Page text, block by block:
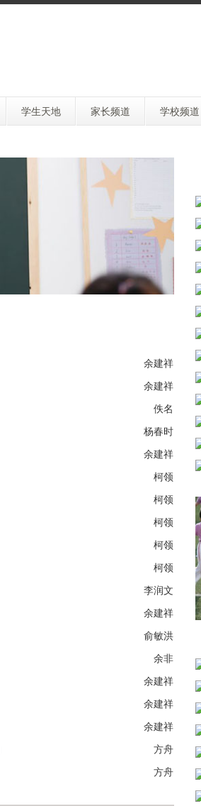
学生天地 家长频道 学校频道
余建祥
余建祥
佚名
杨春时
余建祥
柯领
柯领
柯领
柯领
柯领
李润文
余建祥
俞敏洪
余非
余建祥
余建祥
余建祥
方舟
方舟